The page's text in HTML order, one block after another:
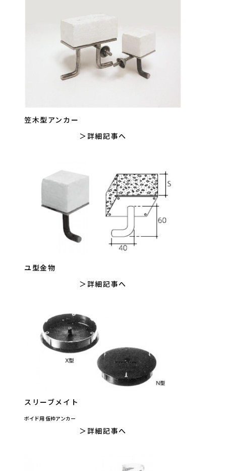
笠木型アンカー
詳細記事へ
ユ型金物
詳細記事へ
スリーブメイト
ボイド用 仮枠アンカー
詳細記事へ